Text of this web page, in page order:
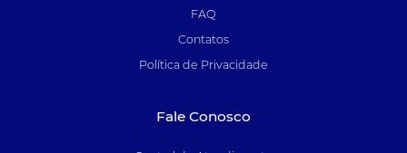
FAQ
Contatos
Política de Privacidade
Fale Conosco